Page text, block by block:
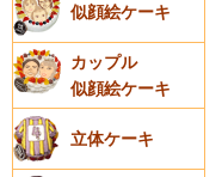
似顔絵ケーキ
カップル
似顔絵ケーキ
立体ケーキ